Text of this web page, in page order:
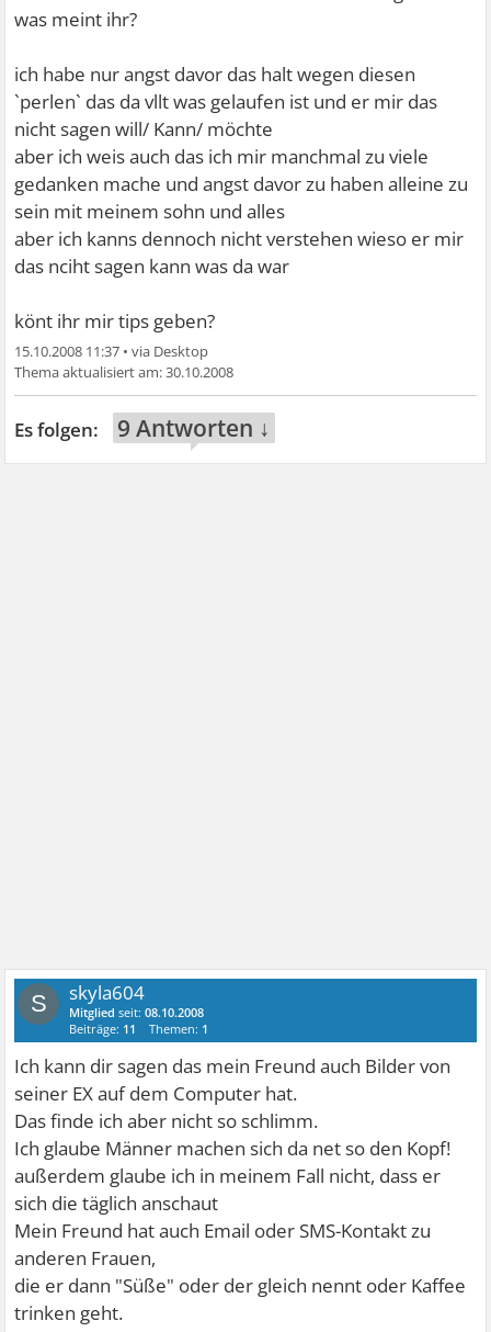
was meint ihr?
ich habe nur angst davor das halt wegen diesen
`perlen` das da vllt was gelaufen ist und er mir das
nicht sagen will/ Kann/ möchte
aber ich weis auch das ich mir manchmal zu viele
gedanken mache und angst davor zu haben alleine zu
sein mit meinem sohn und alles
aber ich kanns dennoch nicht verstehen wieso er mir
das nciht sagen kann was da war
könt ihr mir tips geben?
15.10.2008 11:37 •
30.10.2008
9 Antworten ↓
S skyla604
Mitglied seit:08.10.2008
Beiträge: 11 Themen: 1
Ich kann dir sagen das mein Freund auch Bilder von
seiner EX auf dem Computer hat.
Das finde ich aber nicht so schlimm.
Ich glaube Männer machen sich da net so den Kopf!
außerdem glaube ich in meinem Fall nicht, dass er
sich die täglich anschaut
Mein Freund hat auch Email oder SMS-Kontakt zu
anderen Frauen,
die er dann "Süße" oder der gleich nennt oder Kaffee
trinken geht.